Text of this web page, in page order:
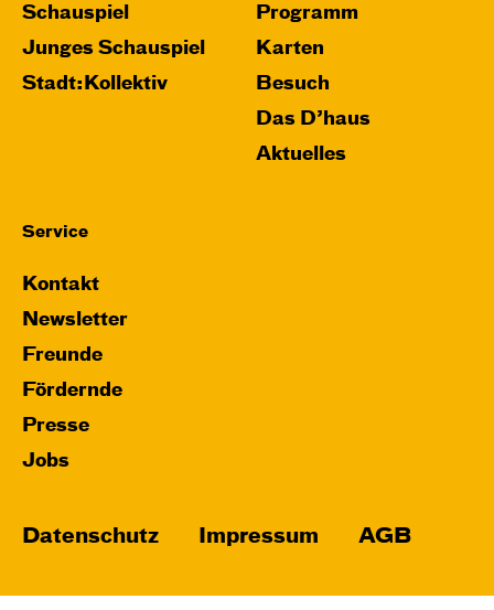
Schauspiel
Junges Schauspiel
Stadt:Kollektiv
Programm
Karten
Besuch
Das D’haus
Aktuelles
Service
Kontakt
Newsletter
Freunde
Fördernde
Presse
Jobs
Datenschutz Impressum AGB